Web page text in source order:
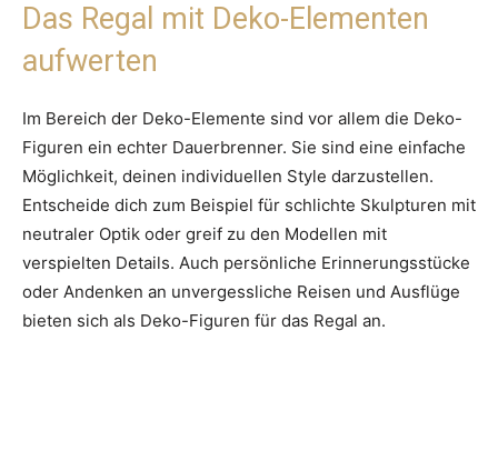
Das Regal mit Deko-Elementen
aufwerten
Im Bereich der Deko-Elemente sind vor allem die Deko-
Figuren ein echter Dauerbrenner. Sie sind eine einfache
Möglichkeit, deinen individuellen Style darzustellen.
Entscheide dich zum Beispiel für schlichte Skulpturen mit
neutraler Optik oder greif zu den Modellen mit
verspielten Details. Auch persönliche Erinnerungsstücke
oder Andenken an unvergessliche Reisen und Ausflüge
bieten sich als Deko-Figuren für das Regal an.